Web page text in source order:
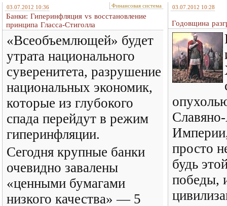
03.07.2012 10:36 Финансовая система
Банки: Гиперинфляция vs восстановление
принципа Гласса-Стиголла
«Всеобъемлющей» будет
утрата национального
суверенитета, разрушение
национальных экономик,
которые из глубокого
спада перейдут в режим
гиперинфляции.
Сегодня крупные банки
очевидно завалены
«ценными бумагами
низкого качества» — 5
03.07.2012 10:28
Годовщина
просто
будь
победы,